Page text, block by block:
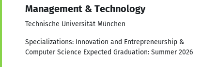
Management & Technology
Technische Universität München
Specializations: Innovation and Entrepreneurship &
Computer Science Expected Graduation: Summer 2026